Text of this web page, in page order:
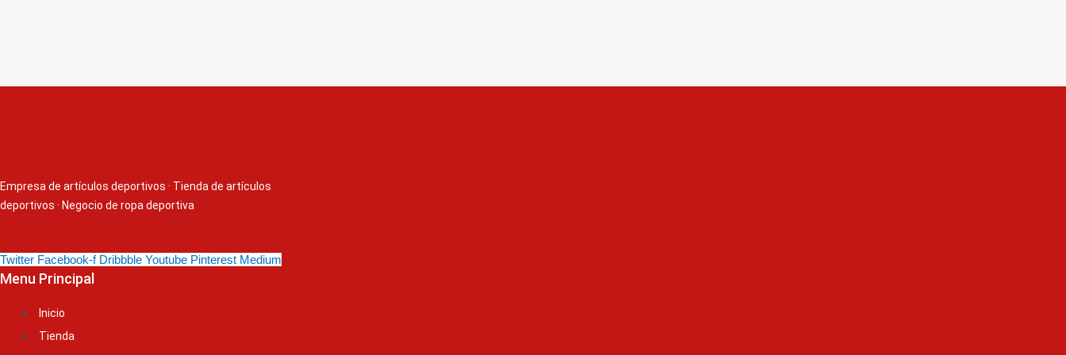
Empresa de artículos deportivos · Tienda de artículos
deportivos · Negocio de ropa deportiva
Twitter Facebook-f Dribbble Youtube Pinterest Medium
Menu Principal
Inicio
Tienda